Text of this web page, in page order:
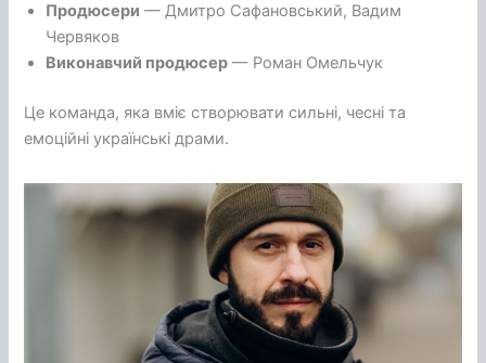
Продюсери — Дмитро Сафановський, Вадим
Червяков
Виконавчий продюсер — Роман Омельчук
Це команда, яка вміє створювати сильні, чесні та
емоційні українські драми.